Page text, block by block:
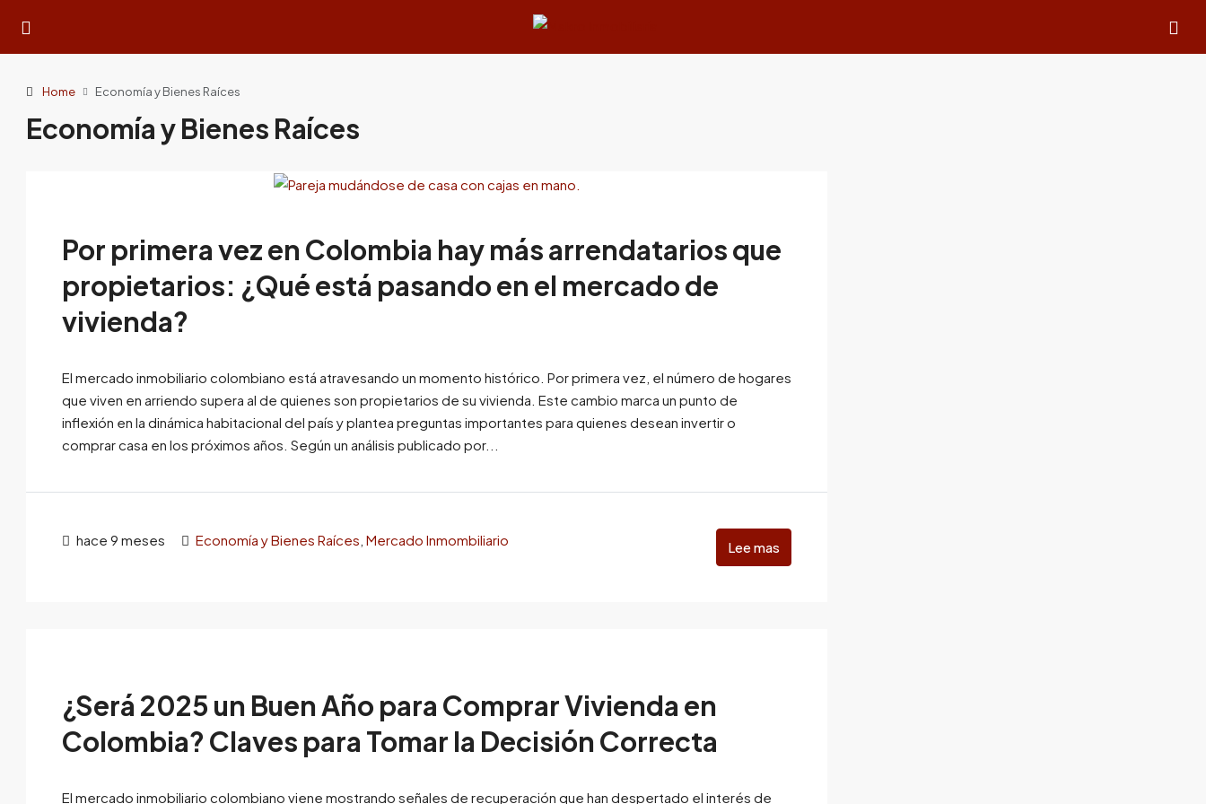
Home Economía y Bienes Raíces
Economía y Bienes Raíces
Por primera vez en Colombia hay más arrendatarios que
propietarios: ¿Qué está pasando en el mercado de
vivienda?
El mercado inmobiliario colombiano está atravesando un momento histórico. Por primera vez, el número de hogares
que viven en arriendo supera al de quienes son propietarios de su vivienda. Este cambio marca un punto de
inflexión en la dinámica habitacional del país y plantea preguntas importantes para quienes desean invertir o
comprar casa en los próximos años. Según un análisis publicado por...
hace 9 meses Economía y Bienes Raíces Mercado Inmombiliario Lee mas
¿Será 2025 un Buen Año para Comprar Vivienda en
Colombia? Claves para Tomar la Decisión Correcta
El mercado inmobiliario colombiano viene mostrando señales de recuperación que han despertado el interés de